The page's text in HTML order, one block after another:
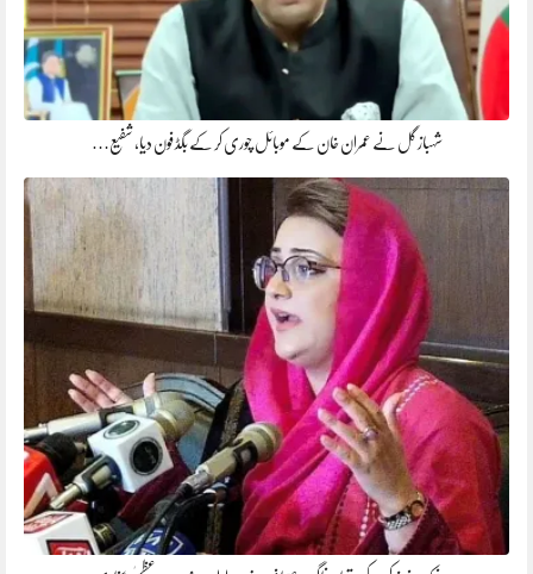
شہباز گل نے عمران خان کے موبائل چوری کر کے بگڈ فون دیا، شفیع…